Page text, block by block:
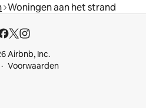
Woningen aan het strand
Airbnb, Inc.
Voorwaarden